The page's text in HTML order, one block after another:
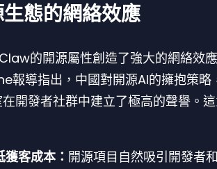
生態的網絡效應
的開源屬性創造了強大的網絡效
報導指出，中國對開源AI的擁抱策略
開發者社群中建立了極高的聲譽。
獲客成本： 開源項目自然吸引開發者